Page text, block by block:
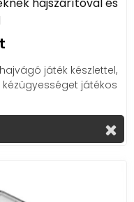
hajszárítóval és
játék készlettel,
játékos